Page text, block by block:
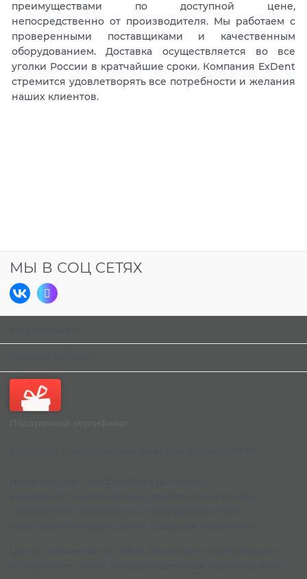
преимуществами по доступной цене,
непосредственно от производителя. Мы работаем с
проверенными поставщиками и качественным
оборудованием. Доставка осуществляется во все
уголки России в кратчайшие сроки. Компания ExDent
стремится удовлетворять все потребности и желания
наших клиентов.
МЫ В СОЦ СЕТЯХ